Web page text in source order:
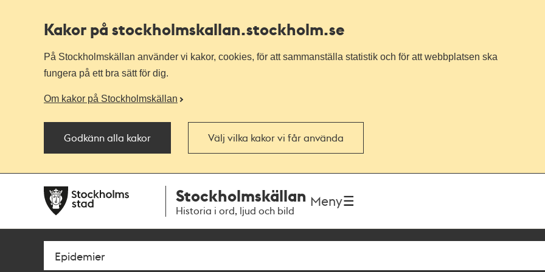
Kakor på stockholmskallan.stockholm.se
På Stockholmskällan använder vi kakor, cookies, för att sammanställa statistik och för att webbplatsen ska
fungera på ett bra sätt för dig.
Om kakor på Stockholmskällan
Godkänn alla kakor Välj vilka kakor vi får använda
navigationen
huvudinnehållet
Stockholmskällan
Historia i ord, ljud och bild
Meny
Sök